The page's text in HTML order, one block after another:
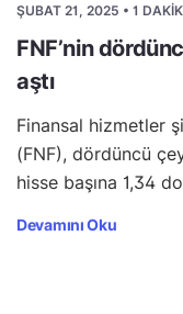
ŞUBAT 21, 2025 • 1
FNF’nin
aştı
Finansal hizmetler
(FNF), dördüncü
hisse başına 1,34
Devamını Oku